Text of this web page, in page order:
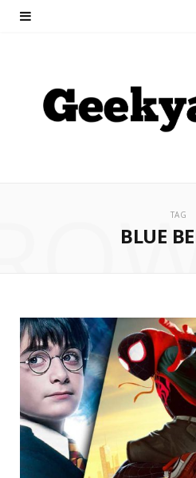
TAG
BLUE